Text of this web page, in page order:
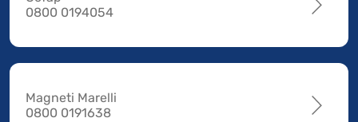
0800 0194054
Magneti Marelli
0800 0191638